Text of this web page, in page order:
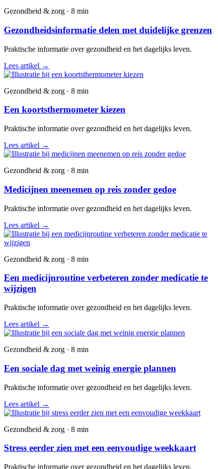
Gezondheid & zorg · 8 min
Gezondheidsinformatie delen met duidelijke grenzen
Praktische informatie over gezondheid en het dagelijks leven.
Lees artikel →
Gezondheid & zorg · 8 min
Een koortsthermometer kiezen
Praktische informatie over gezondheid en het dagelijks leven.
Lees artikel →
Gezondheid & zorg · 8 min
Medicijnen meenemen op reis zonder gedoe
Praktische informatie over gezondheid en het dagelijks leven.
Lees artikel →
Gezondheid & zorg · 8 min
Een medicijnroutine verbeteren zonder medicatie te
wijzigen
Praktische informatie over gezondheid en het dagelijks leven.
Lees artikel →
Gezondheid & zorg · 8 min
Een sociale dag met weinig energie plannen
Praktische informatie over gezondheid en het dagelijks leven.
Lees artikel →
Gezondheid & zorg · 8 min
Stress eerder zien met een eenvoudige weekkaart
Praktische informatie over gezondheid en het dagelijks leven.